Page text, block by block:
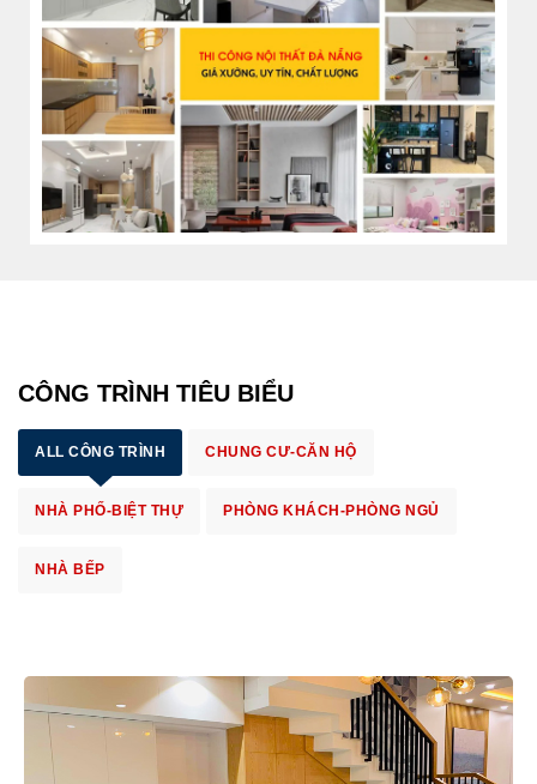
CÔNG TRÌNH TIÊU BIỂU
ALL CÔNG TRÌNH CHUNG CƯ-CĂN HỘ
NHÀ PHỐ-BIỆT THỰ PHÒNG KHÁCH-PHÒNG NGỦ
NHÀ BẾP